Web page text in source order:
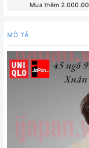
Mua thêm
MÔ TẢ